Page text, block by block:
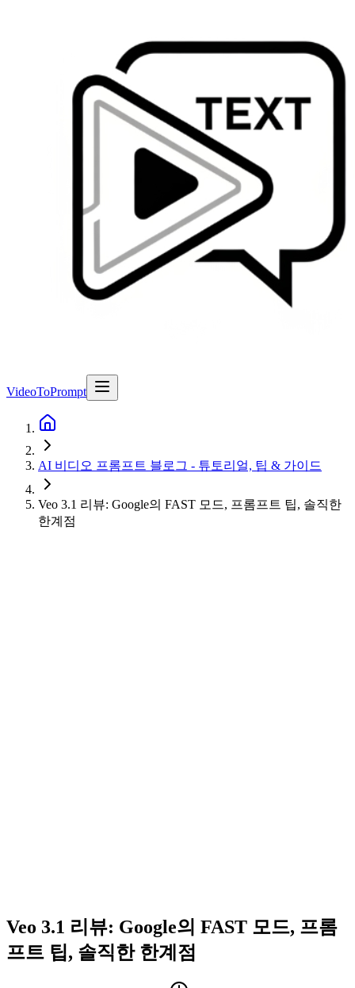
VideoToPrompt
AI 비디오 프롬프트 블로그 - 튜토리얼, 팁 & 가이드
Veo 3.1 리뷰: Google의 FAST 모드, 프롬프트 팁, 솔직한
한계점
Veo 3.1 리뷰: Google의 FAST 모드, 프롬
프트 팁, 솔직한 한계점